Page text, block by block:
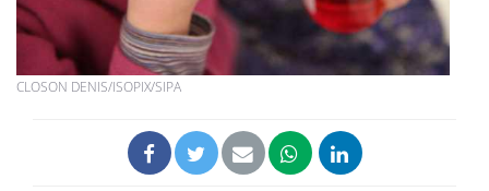
CLOSON DENIS/ISOPIX/SIPA